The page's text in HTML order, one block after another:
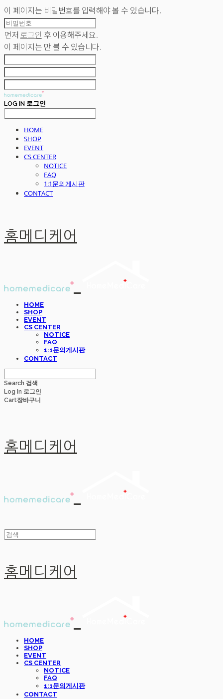
이 페이지는 비밀번호를 입력해야 볼 수 있습니다.
먼저 로그인 후 이용해주세요.
이 페이지는 만 볼 수 있습니다.
LOG IN 로그인
HOME
SHOP
EVENT
CS CENTER
NOTICE
FAQ
1:1문의게시판
CONTACT
홈메디케어
HOME
SHOP
EVENT
CS CENTER
NOTICE
FAQ
1:1문의게시판
CONTACT
Search 검색
Log In 로그인
Cart장바구니
홈메디케어
홈메디케어
HOME
SHOP
EVENT
CS CENTER
NOTICE
FAQ
1:1문의게시판
CONTACT